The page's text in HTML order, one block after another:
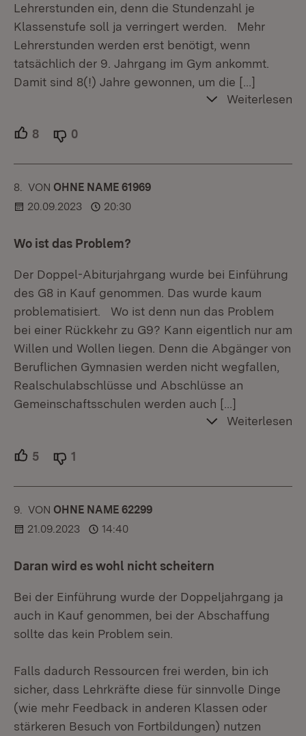
Lehrerstunden ein, denn die Stundenzahl je
Klassenstufe soll ja verringert werden. Mehr
Lehrerstunden werden erst benötigt, wenn
tatsächlich der 9. Jahrgang im Gym ankommt.
Damit sind 8(!) Jahre gewonnen, um die […]
Weiterlesen
8 Unterstützer.
0
8. KOMMENTAR
VON :OHNE NAME 61969
20.09.2023
20:30
Wo ist das Problem?
Der Doppel-Abiturjahrgang wurde bei Einführung
des G8 in Kauf genommen. Das wurde kaum
problematisiert. Wo ist denn nun das Problem
bei einer Rückkehr zu G9? Kann eigentlich nur am
Willen und Wollen liegen. Denn die Abgänger von
Beruflichen Gymnasien werden nicht wegfallen,
Realschulabschlüsse und Abschlüsse an
Gemeinschaftsschulen werden auch […]
Weiterlesen
5 Unterstützer.
1
9. KOMMENTAR
VON :OHNE NAME 62299
21.09.2023
14:40
Daran wird es wohl nicht scheitern
Bei der Einführung wurde der Doppeljahrgang ja
auch in Kauf genommen, bei der Abschaffung
sollte das kein Problem sein.
Falls dadurch Ressourcen frei werden, bin ich
sicher, dass Lehrkräfte diese für sinnvolle Dinge
(wie mehr Feedback in anderen Klassen oder
stärkeren Besuch von Fortbildungen) nutzen